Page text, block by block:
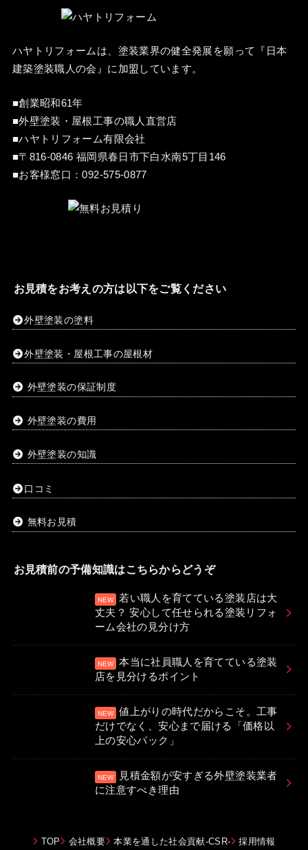
ハヤトリフォームは、塗装業界の健全発展を願って『 日本
建築塗装職人の会 』に加盟しています。
■創業昭和61年
■外壁塗装・屋根工事の職人直営店
■ハヤトリフォーム有限会社
■〒816-0846 福岡県春日市下白水南5丁目146
■お客様窓口：092-575-0877
お見積をお考えの方は以下をご覧ください
外壁塗装の塗料
外壁塗装・屋根工事の屋根材
外壁塗装の保証制度
外壁塗装の費用
外壁塗装の知識
口コミ
無料お見積
お見積前の予備知識はこちらからどうぞ
若い職人を育てている塗装店は大
丈夫？ 安心して任せられる塗装リフォ
ーム会社の見分け方
本当に社員職人を育てている塗装
店を見分けるポイント
値上がりの時代だからこそ。工事
だけでなく、安心まで届ける「価格以
上の安心パック」
見積金額が安すぎる外壁塗装業者
に注意すべき理由
TOP 会社概要 本業を通した社会貢献-CSR- 採用情報